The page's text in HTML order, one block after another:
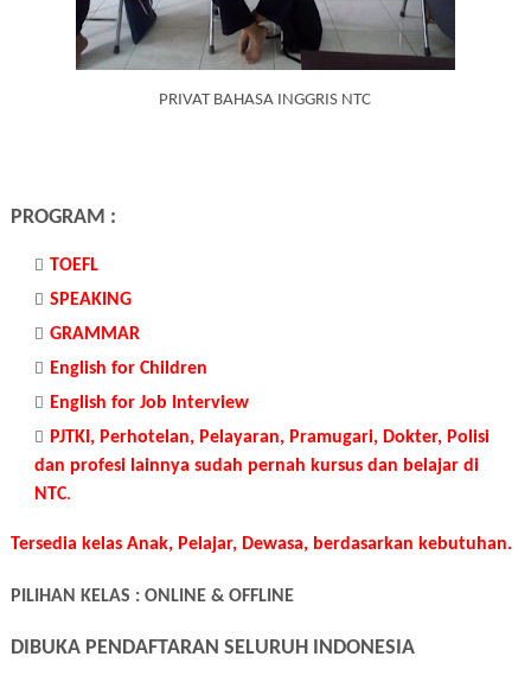
PRIVAT BAHASA INGGRIS NTC
PROGRAM :
TOEFL
SPEAKING
GRAMMAR
English for Children
English for Job Interview
PJTKI, Perhotelan, Pelayaran, Pramugari, Dokter, Polisi
dan profesi lainnya sudah pernah kursus dan belajar di
NTC.
Tersedia kelas Anak, Pelajar, Dewasa, berdasarkan kebutuhan.
PILIHAN KELAS : ONLINE & OFFLINE
DIBUKA PENDAFTARAN SELURUH INDONESIA